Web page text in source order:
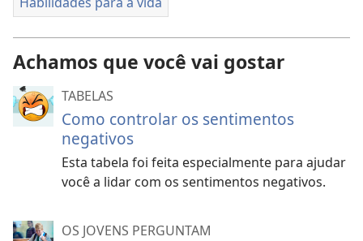
Achamos que você vai gostar
TABELAS
Como controlar os sentimentos
negativos
Esta tabela foi feita especialmente para ajudar
você a lidar com os sentimentos negativos.
OS JOVENS PERGUNTAM